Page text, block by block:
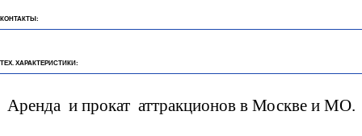
КОНТАКТЫ:
ТЕХ. ХАРАКТЕРИСТИКИ:
Аренда и прокат аттракционов в Москве и МО.